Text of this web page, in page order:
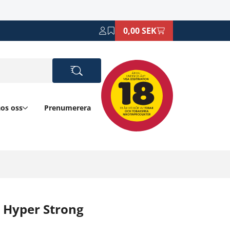
0,00 SEK
oss
Prenumerera
Strong